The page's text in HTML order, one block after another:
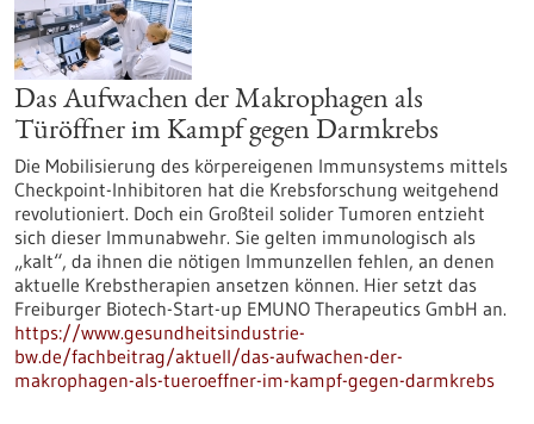
Das Aufwachen der Makrophagen als
Türöffner im Kampf gegen Darmkrebs
Die Mobilisierung des körpereigenen Immunsystems mittels
Checkpoint-Inhibitoren hat die Krebsforschung weitgehend
revolutioniert. Doch ein Großteil solider Tumoren entzieht
sich dieser Immunabwehr. Sie gelten immunologisch als
„kalt“, da ihnen die nötigen Immunzellen fehlen, an denen
aktuelle Krebstherapien ansetzen können. Hier setzt das
Freiburger Biotech-Start-up EMUNO Therapeutics GmbH an.
https://www.gesundheitsindustrie-
bw.de/fachbeitrag/aktuell/das-aufwachen-der-
makrophagen-als-tueroeffner-im-kampf-gegen-darmkrebs